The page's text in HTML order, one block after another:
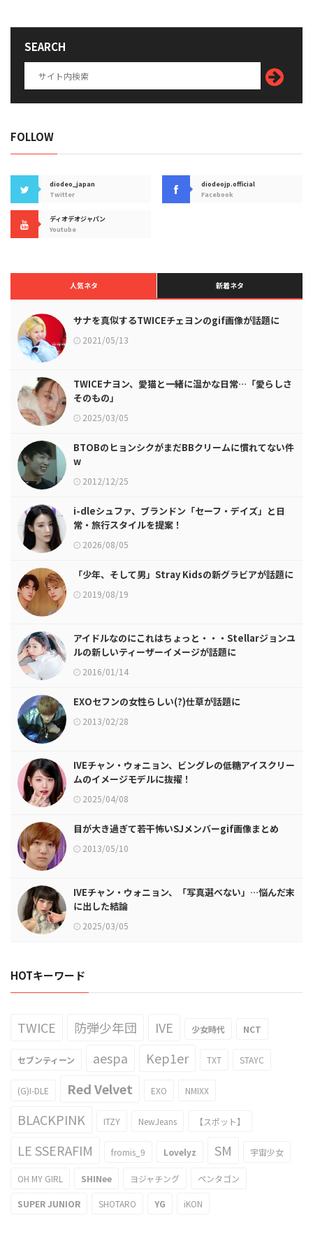
SEARCH
FOLLOW
diodeo_japan
Twitter
diodeojp.official
Facebook
ディオデオジャパン
Youtube
人気ネタ 新着ネタ
サナを真似するTWICEチェヨンのgif画像が話題に
2021/05/13
TWICEナヨン、愛猫と一緒に温かな日常…「愛らしさ
そのもの」
2025/03/05
BTOBのヒョンシクがまだBBクリームに慣れてない件
w
2012/12/25
i-dleシュファ、ブランドン「セーフ・デイズ」と日
常・旅行スタイルを提案！
2026/08/05
「少年、そして男」Stray Kidsの新グラビアが話題に
2019/08/19
アイドルなのにこれはちょっと・・・Stellarジョンユ
ルの新しいティーザーイメージが話題に
2016/01/14
EXOセフンの女性らしい(?)仕草が話題に
2013/02/28
IVEチャン・ウォニョン、ビングレの低糖アイスクリー
ムのイメージモデルに抜擢！
2025/04/08
目が大き過ぎて若干怖いSJメンバーgif画像まとめ
2013/05/10
IVEチャン・ウォニョン、「写真選べない」…悩んだ末
に出した結論
2025/03/05
HOTキーワード
TWICE 防弾少年団 IVE 少女時代 NCT
セブンティーン aespa Kep1er TXT STAYC
(G)I-DLE Red Velvet EXO NMIXX
BLACKPINK ITZY NewJeans 【スポット】
LE SSERAFIM fromis_9 Lovelyz SM 宇宙少女
OH MY GIRL SHINee ヨジャチング ペンタゴン
SUPER JUNIOR SHOTARO YG iKON